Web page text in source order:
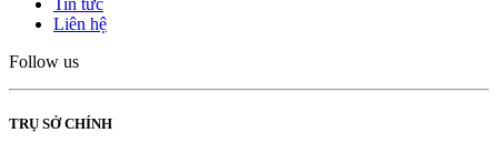
Liên hệ
Follow us
TRỤ SỞ CHÍNH